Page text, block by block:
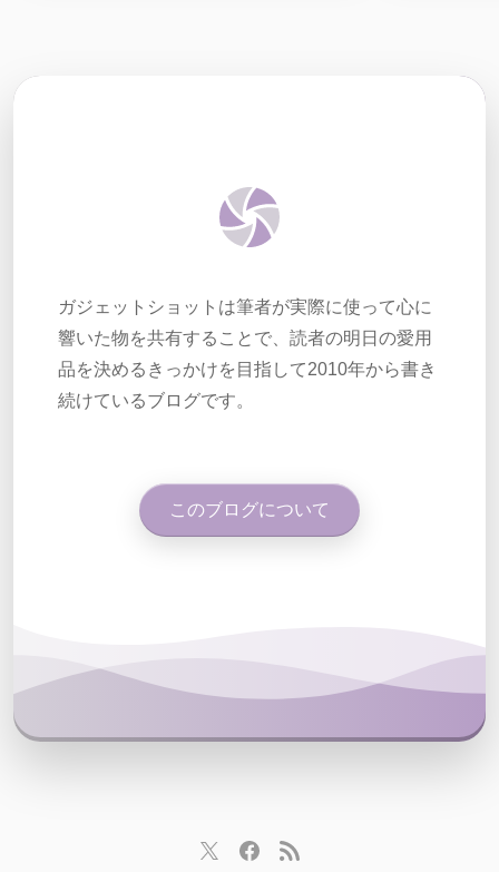
ガジェットショットは筆者が実際に使って心に
響いた物を共有することで、読者の明日の愛用
品を決めるきっかけを目指して2010年から書き
続けているブログです。
このブログについて